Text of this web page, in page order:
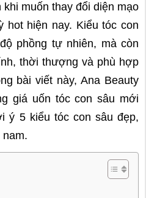
muốn thay đổi diện mạo
hot hiện nay. Kiểu tóc con
phồng tự nhiên, mà còn
thời thượng và phù hợp
bài viết này, Ana Beauty
giá uốn tóc con sâu mới
ý 5 kiểu tóc con sâu đẹp,
nam.